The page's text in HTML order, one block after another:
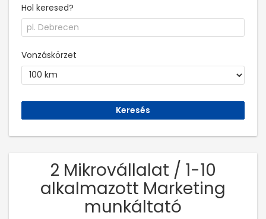
Hol keresed?
Vonzáskörzet
2 Mikrovállalat / 1-10
alkalmazott Marketing
munkáltató